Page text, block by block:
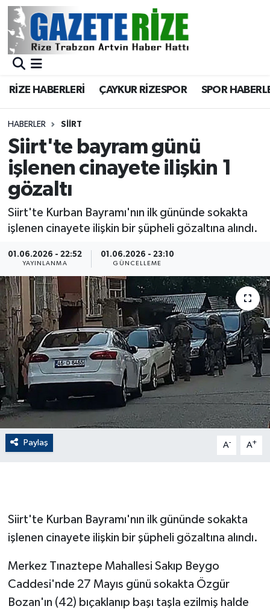
RİZE HABERLERİ ÇAYKUR RİZESPOR SPOR
HABERLER SIIRT
Siirt'te bayram günü
işlenen cinayete ilişkin 1
gözaltı
Siirt'te Kurban Bayramı'nın ilk gününde sokakta
işlenen cinayete ilişkin bir şüpheli gözaltına alındı.
01.06.2026 - 22:52
YAYINLANMA
01.06.2026 - 23:10
GÜNCELLEME
Paylaş A- A+
Siirt'te Kurban Bayramı'nın ilk gününde sokakta
işlenen cinayete ilişkin bir şüpheli gözaltına alındı.
Merkez Tınaztepe Mahallesi Sakıp Beygo
Caddesi'nde 27 Mayıs günü sokakta Özgür
Bozan'ın (42) bıçaklanıp başı taşla ezilmiş halde
BÖLGEMİZ
Asayiş
Rize Jandarma Komutanlığı
Bilim Teknoloji
Advertising news
Canlı Maç
ÇEVRE
Dış Haberler
Dünya
EĞİTİM
EKONOMİ
English News
Gayrimenkul
GENEL
GÜNDEM
Merkez Nöbetçi Eczaneler
Merkez Trafik Yoğunluk Haritası
Süper Lig Puan Durumu ve Fikstür
Tüm Manşetler
Haber Arşivi